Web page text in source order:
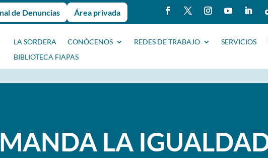
de Denuncias Área privada
LA SORDERA CONÓCENOS REDES DE TRABAJO SERVICIOS
BIBLIOTECA FIAPAS
LA